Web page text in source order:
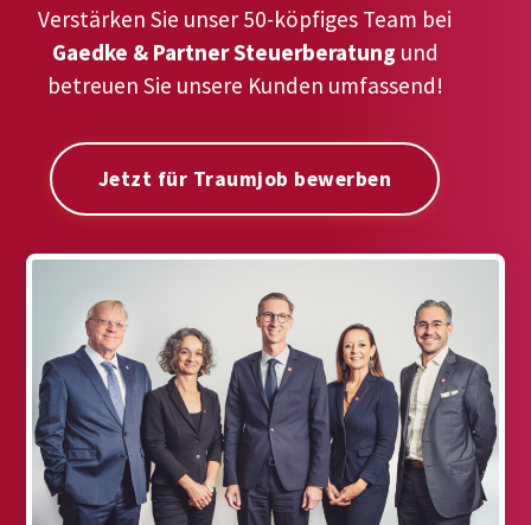
Verstärken Sie unser 50-köpfiges Team bei
Gaedke & Partner Steuerberatung und
betreuen Sie unsere Kunden umfassend!
Jetzt für Traumjob bewerben